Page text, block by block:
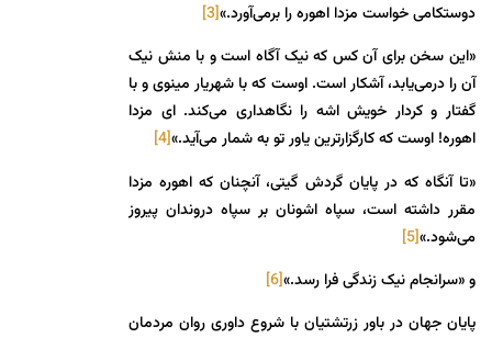
دوستکامی خواست مزدا اهوره را برمی‌آورد.»[3]
«این سخن برای آن کس که نیک آگاه است و با منش نیک
آن را درمی‌یابد، آشکار است. اوست که با شهریار مینوی و با
گفتار و کردار خویش اشه را نگاهداری می‌کند. ای مزدا
اهوره! اوست که کارگزارترین یاور تو به شمار می‌آید.»[4]
«تا آنگاه که در پایان گردش گیتی، آنچنان که اهوره مزدا
مقرر داشته است، سپاه اشونان بر سپاه دروندان پیروز
می‌شود.»[5]
و «سرانجام نیک زندگی فرا رسد.»[6]
پایان جهان در باور زرتشتیان با شروع داوری روان مردمان